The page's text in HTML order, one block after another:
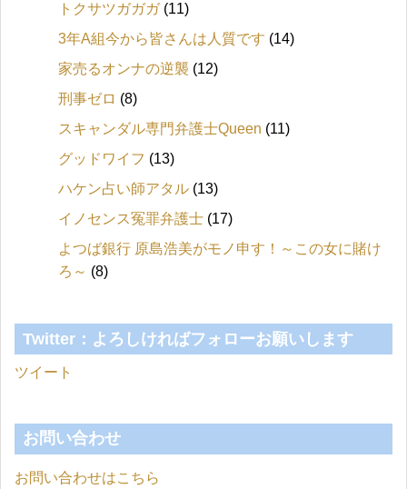
トクサツガガガ(11)
3年A組今から皆さんは人質です (14)
家売るオンナの逆襲 (12)
刑事ゼロ (8)
スキャンダル専門弁護士Queen (11)
グッドワイフ (13)
ハケン占い師アタル (13)
イノセンス冤罪弁護士 (17)
よつば銀行 原島浩美がモノ申す！～この女に賭け
ろ～ (8)
Twitter：よろしければフォローお願いします
ツイート
お問い合わせ
お問い合わせはこちら